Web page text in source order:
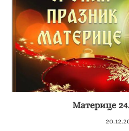
Материце